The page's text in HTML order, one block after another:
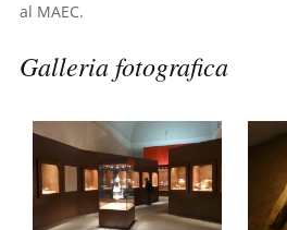
al MAEC.
Galleria fotografica